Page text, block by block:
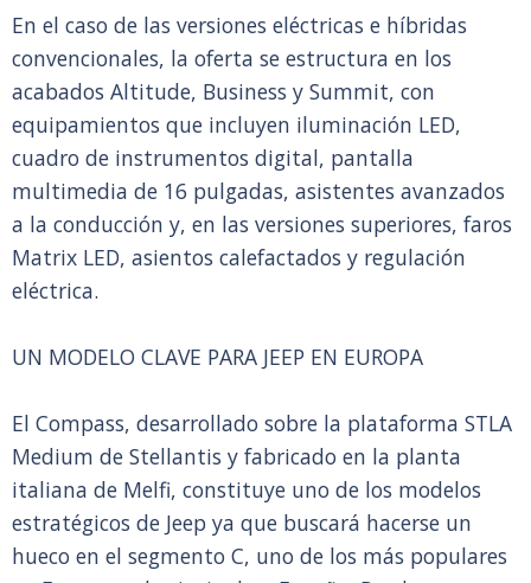
En el caso de las versiones eléctricas e híbridas
convencionales, la oferta se estructura en los
acabados Altitude, Business y Summit, con
equipamientos que incluyen iluminación LED,
cuadro de instrumentos digital, pantalla
multimedia de 16 pulgadas, asistentes avanzados
a la conducción y, en las versiones superiores, faros
Matrix LED, asientos calefactados y regulación
eléctrica.
UN MODELO CLAVE PARA JEEP EN EUROPA
El Compass, desarrollado sobre la plataforma STLA
Medium de Stellantis y fabricado en la planta
italiana de Melfi, constituye uno de los modelos
estratégicos de Jeep ya que buscará hacerse un
hueco en el segmento C, uno de los más populares